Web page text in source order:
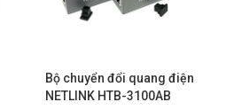
Bộ chuyển đổi quang điện
NETLINK HTB-3100AB